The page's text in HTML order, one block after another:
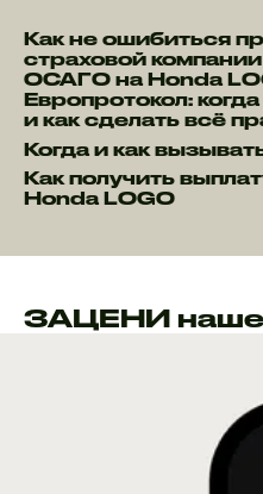
Как не ошибиться
страховой
ОСАГО на Honda
Европротокол:
и как сделать всё
Когда и как
Как получить
Honda LOGO
ЗАЦЕНИ наше